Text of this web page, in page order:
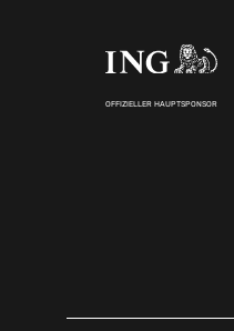
OFFIZIELLER HAUPTSPONSOR